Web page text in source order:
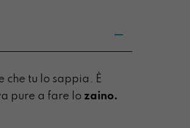
che tu lo sappia. È
pure a fare lo zaino.